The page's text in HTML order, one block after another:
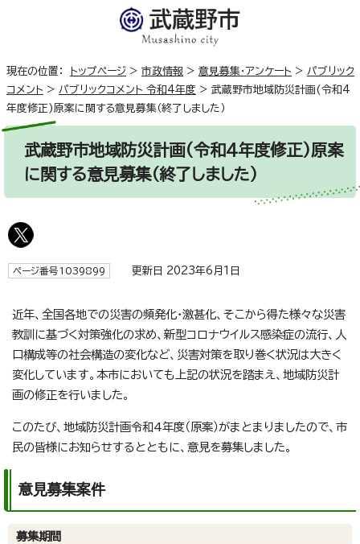
現在の位置： トップページ > 市政情報 > 意見募集・アンケート > パブリック
コメント > パブリックコメント 令和4年度 > 武蔵野市地域防災計画(令和4
年度修正)原案に関する意見募集（終了しました）
武蔵野市地域防災計画(令和4年度修正)原案
に関する意見募集（終了しました）
ページ番号1039899 更新日 2023年6月1日
近年、全国各地での災害の頻発化・激甚化、そこから得た様々な災害
教訓に基づく対策強化の求め、新型コロナウイルス感染症の流行、人
口構成等の社会構造の変化など、災害対策を取り巻く状況は大きく
変化しています。本市においても上記の状況を踏まえ、地域防災計
画の修正を行いました。
このたび、地域防災計画令和4年度（原案）がまとまりましたので、市
民の皆様にお知らせするとともに、意見を募集しました。
意見募集案件
募集期間